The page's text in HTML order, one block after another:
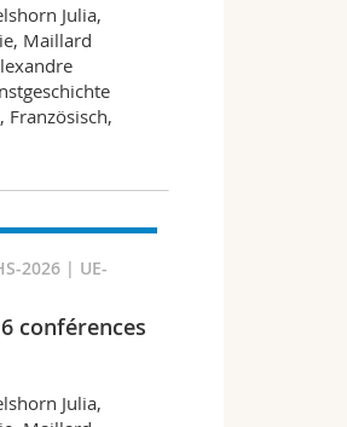
Julia,
Maillard
Französisch,
2026 | UE-
conférences
Julia,